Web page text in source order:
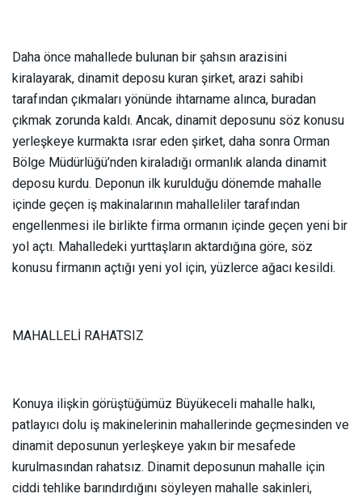
Daha önce mahallede bulunan bir şahsın arazisini
kiralayarak, dinamit deposu kuran şirket, arazi sahibi
tarafından çıkmaları yönünde ihtarname alınca, buradan
çıkmak zorunda kaldı. Ancak, dinamit deposunu söz konusu
yerleşkeye kurmakta ısrar eden şirket, daha sonra Orman
Bölge Müdürlüğü’nden kiraladığı ormanlık alanda dinamit
deposu kurdu. Deponun ilk kurulduğu dönemde mahalle
içinde geçen iş makinalarının mahalleliler tarafından
engellenmesi ile birlikte firma ormanın içinde geçen yeni bir
yol açtı. Mahalledeki yurttaşların aktardığına göre, söz
konusu firmanın açtığı yeni yol için, yüzlerce ağacı kesildi.
MAHALLELİ RAHATSIZ
Konuya ilişkin görüştüğümüz Büyükeceli mahalle halkı,
patlayıcı dolu iş makinelerinin mahallerinde geçmesinden ve
dinamit deposunun yerleşkeye yakın bir mesafede
kurulmasından rahatsız. Dinamit deposunun mahalle için
ciddi tehlike barındırdığını söyleyen mahalle sakinleri,